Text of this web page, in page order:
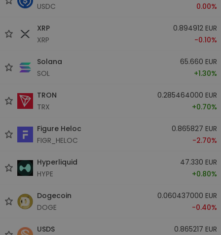
USDC
0.00%
XRP
XRP
0.894912 EUR
-0.10%
Solana
SOL
65.660 EUR
+1.30%
TRON
TRX
0.285464000 EUR
+0.70%
Figure Heloc
FIGR_HELOC
0.865827 EUR
-2.70%
Hyperliquid
HYPE
47.330 EUR
+0.80%
Dogecoin
DOGE
0.060437000 EUR
-0.40%
USDS
0.865217 EUR